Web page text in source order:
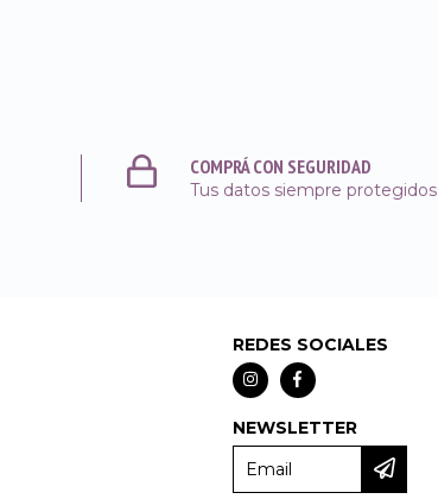
COMPRÁ CON SEGURIDAD
Tus datos siempre protegidos
REDES SOCIALES
NEWSLETTER